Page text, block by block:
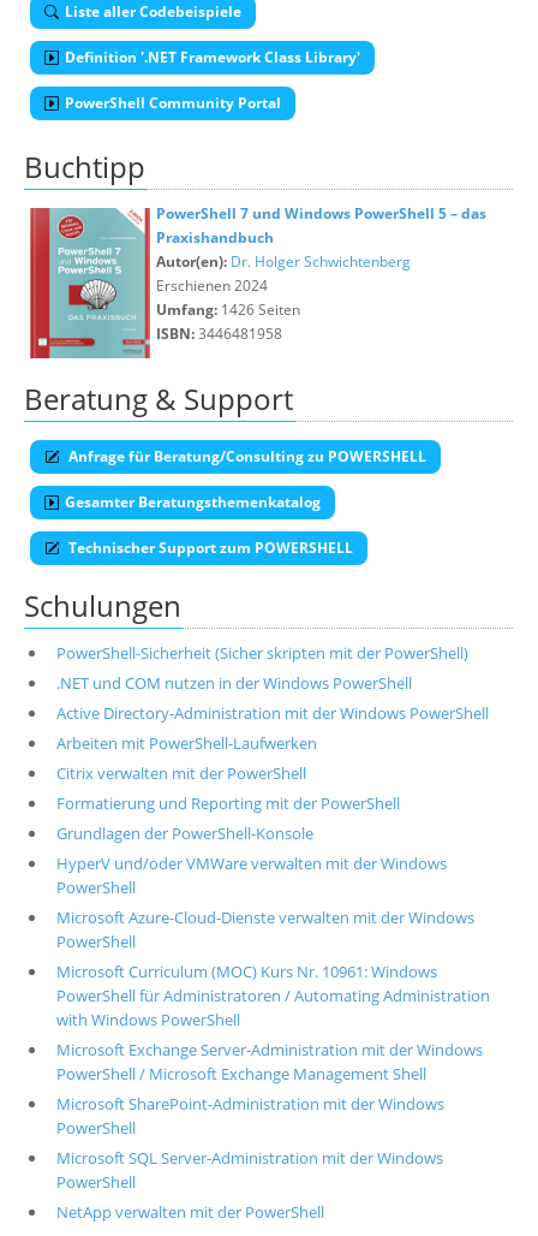
Liste aller Codebeispiele
Definition '.NET Framework Class Library'
PowerShell Community Portal
Buchtipp
PowerShell 7 und Windows PowerShell 5 – das
Praxishandbuch
Autor(en): Dr. Holger Schwichtenberg
Erschienen 2024
Umfang: 1426 Seiten
ISBN:3446481958
Beratung & Support
Anfrage für Beratung/Consulting zu POWERSHELL
Gesamter Beratungsthemenkatalog
Technischer Support zum POWERSHELL
Schulungen
PowerShell-Sicherheit (Sicher skripten mit der PowerShell)
.NET und COM nutzen in der Windows PowerShell
Active Directory-Administration mit der Windows PowerShell
Arbeiten mit PowerShell-Laufwerken
Citrix verwalten mit der PowerShell
Formatierung und Reporting mit der PowerShell
Grundlagen der PowerShell-Konsole
HyperV und/oder VMWare verwalten mit der Windows
PowerShell
Microsoft Azure-Cloud-Dienste verwalten mit der Windows
PowerShell
Microsoft Curriculum (MOC) Kurs Nr. 10961: Windows
PowerShell für Administratoren / Automating Administration
with Windows PowerShell
Microsoft Exchange Server-Administration mit der Windows
PowerShell / Microsoft Exchange Management Shell
Microsoft SharePoint-Administration mit der Windows
PowerShell
Microsoft SQL Server-Administration mit der Windows
PowerShell
NetApp verwalten mit der PowerShell